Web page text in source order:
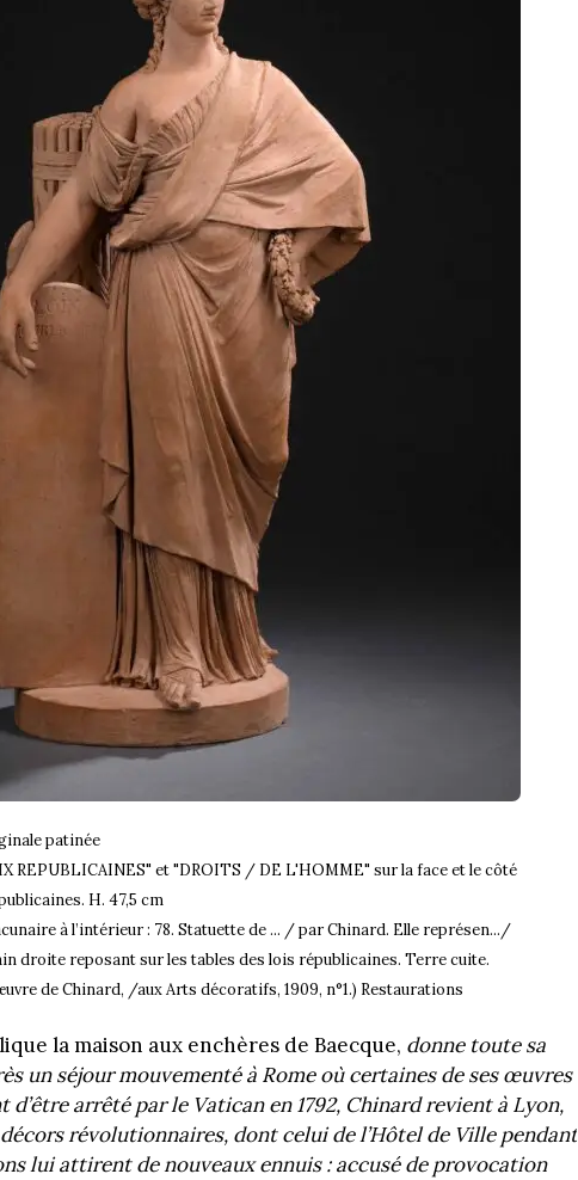
patinée
REPUBLICAINES" et "DROITS / DE L'HOMME" sur la face et le côté
H. 47,5 cm
à l’intérieur : 78. Statuette de ... / par Chinard. Elle représen.../
droite reposant sur les tables des lois républicaines. Terre cuite.
de Chinard, /aux Arts décoratifs, 1909, n°1.) Restaurations
la maison aux enchères de Baecque, donne toute sa
un séjour mouvementé à Rome où certaines de ses œuvres
arrêté par le Vatican en 1792, Chinard revient à Lyon,
révolutionnaires, dont celui de l’Hôtel de Ville pendant
lui attirent de nouveaux ennuis : accusé de provocation